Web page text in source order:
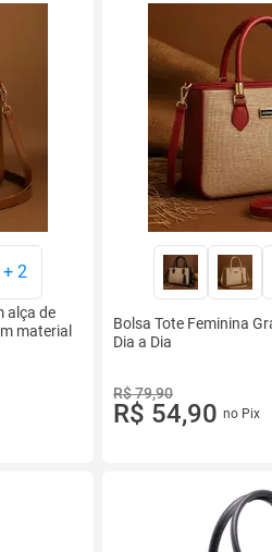
+ 2
alça de
material
Bolsa Tote Feminina
Dia a Dia
R$ 79,90
R$ 54,90 no Pix